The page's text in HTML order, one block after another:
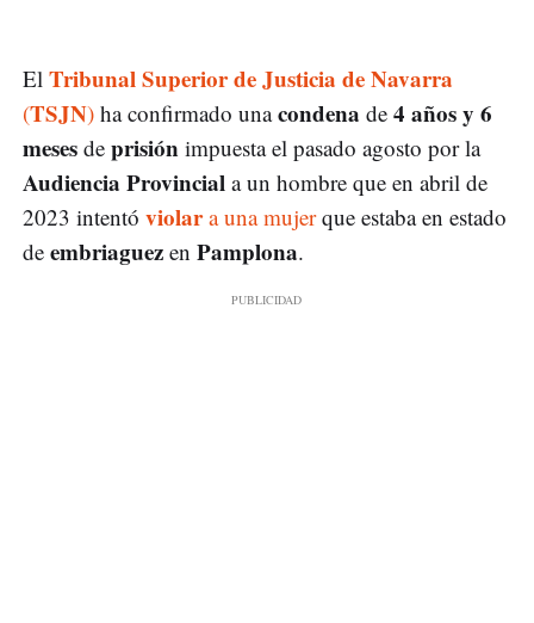
El Tribunal Superior de Justicia de Navarra
(TSJN) ha confirmado unacondena de 4 años y 6
meses de prisión impuesta el pasado agosto por la
Audiencia Provincial a un hombre que en abril de
2023 intentó violara una mujerque estaba en estado
de embriaguez en Pamplona.